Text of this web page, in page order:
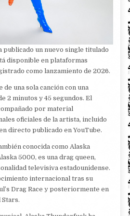
publicado un nuevo single titulado
disponible en plataformas
como lanzamiento de 2026.
de una sola canción con una
2 minutos y 45 segundos. El
por material
oficiales de la artista, incluido
directo publicado en YouTube.
conocida como Alaska
5000, es una drag queen,
televisiva estadounidense.
internacional tras su
Drag Race y posteriormente en
Stars.